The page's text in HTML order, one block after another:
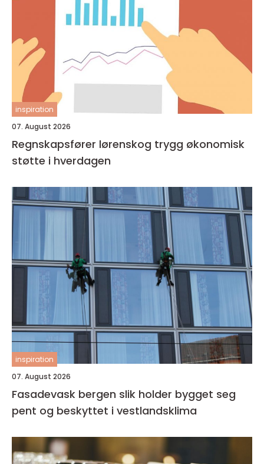
inspiration
07. August 2026
Regnskapsfører lørenskog trygg økonomisk
støtte i hverdagen
inspiration
07. August 2026
Fasadevask bergen slik holder bygget seg
pent og beskyttet i vestlandsklima